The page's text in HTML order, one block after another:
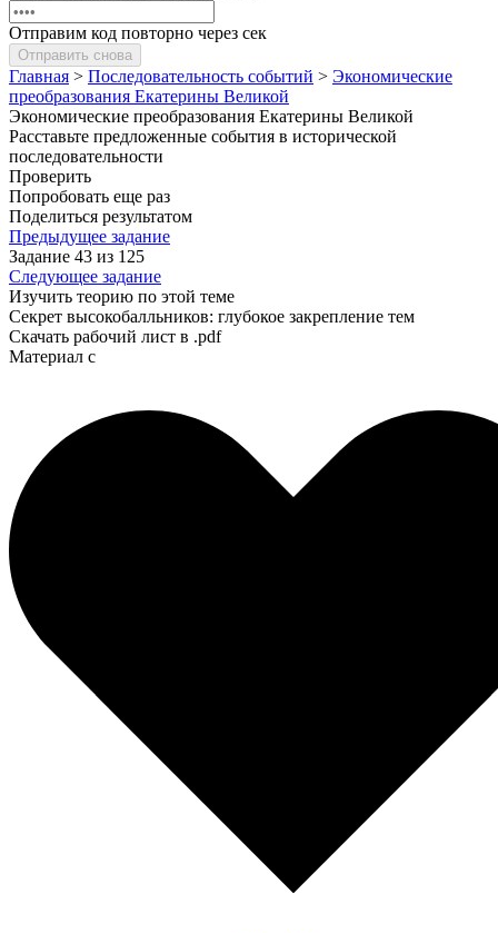
Отправим код повторно через сек
Отправить снова
Главная > Последовательность событий > Экономические
преобразования Екатерины Великой
Экономические преобразования Екатерины Великой
Расставьте предложенные события в исторической
последовательности
Проверить
Попробовать еще раз
Поделиться результатом
Предыдущее задание
Задание 43 из 125
Следующее задание
Изучить теорию по этой теме
Секрет высокобалльников: глубокое закрепление тем
Скачать рабочий лист в .pdf
Материал с